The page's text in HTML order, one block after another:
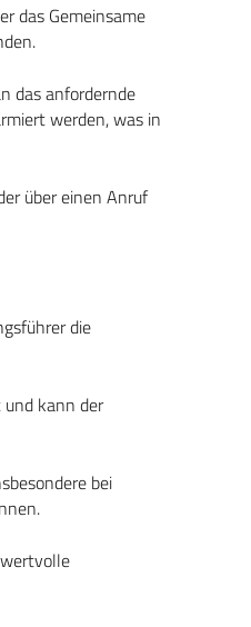
das Gemeinsame
das anfordernde
werden, was in
über einen Anruf
die
kann der
bei